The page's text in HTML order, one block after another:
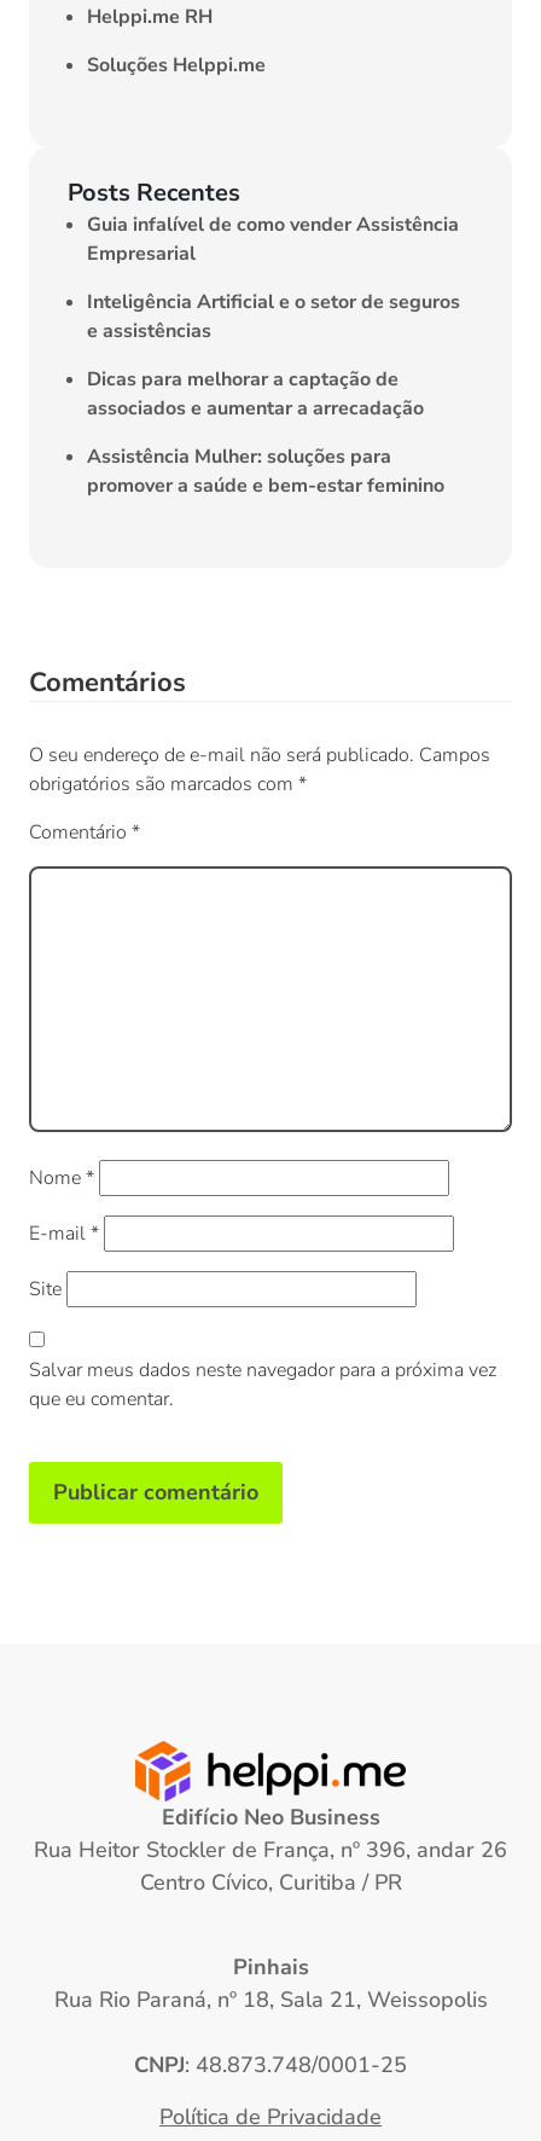
Helppi.me RH
Soluções Helppi.me
Posts Recentes
Guia infalível de como vender Assistência
Empresarial
Inteligência Artificial e o setor de seguros
e assistências
Dicas para melhorar a captação de
associados e aumentar a arrecadação
Assistência Mulher: soluções para
promover a saúde e bem-estar feminino
Comentários
O seu endereço de e-mail não será publicado. Campos
obrigatórios são marcados com *
Comentário *
Nome*
E-mail*
Site
Salvar meus dados neste navegador para a próxima vez
que eu comentar.
Edifício Neo Business
Rua Heitor Stockler de França, nº 396, andar 26
Centro Cívico, Curitiba / PR
Pinhais
Rua Rio Paraná, nº 18, Sala 21, Weissopolis
CNPJ: 48.873.748/0001-25
Política de Privacidade